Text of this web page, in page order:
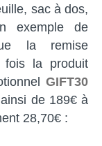
sac à dos,
exemple de
la remise
fois la produit
GIFT30
de 189€ à
28,70€ :